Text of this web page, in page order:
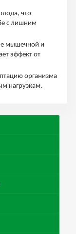
что
с лишним
мышечной и
эффект от
организма
нагрузкам.